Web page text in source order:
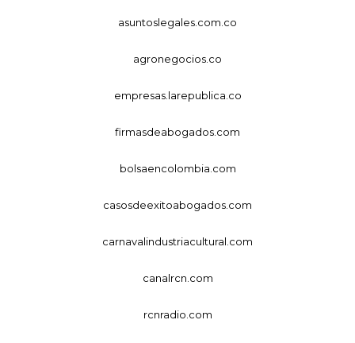
asuntoslegales.com.co
agronegocios.co
empresas.larepublica.co
firmasdeabogados.com
bolsaencolombia.com
casosdeexitoabogados.com
carnavalindustriacultural.com
canalrcn.com
rcnradio.com